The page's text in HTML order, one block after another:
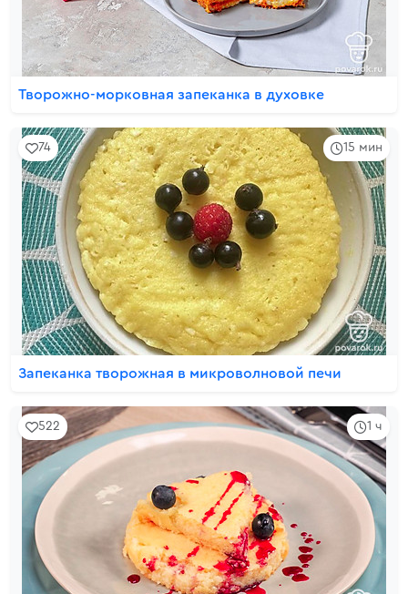
Творожно-морковная запеканка в духовке
15 мин
74
Запеканка творожная в микроволновой печи
1 ч
522